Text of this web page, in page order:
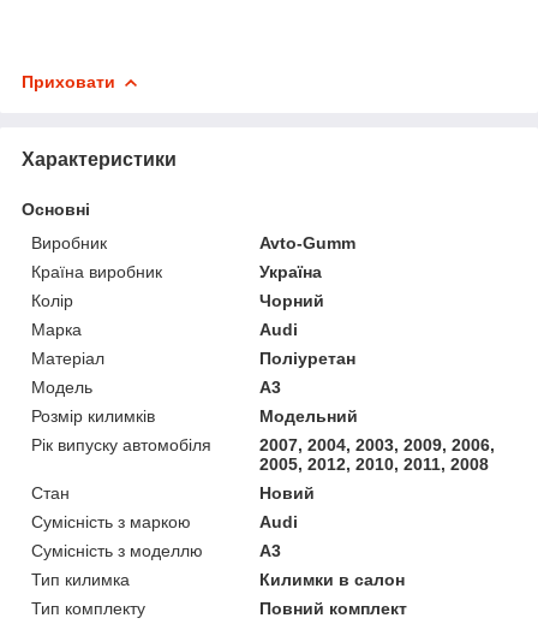
Приховати
Характеристики
Основні
Виробник
Avto-Gumm
Країна виробник
Україна
Колір
Чорний
Марка
Audi
Матеріал
Поліуретан
Модель
A3
Розмір килимків
Модельний
Рік випуску автомобіля
2007, 2004, 2003, 2009, 2006,
2005, 2012, 2010, 2011, 2008
Стан
Новий
Сумісність з маркою
Audi
Сумісність з моделлю
A3
Тип килимка
Килимки в салон
Тип комплекту
Повний комплект